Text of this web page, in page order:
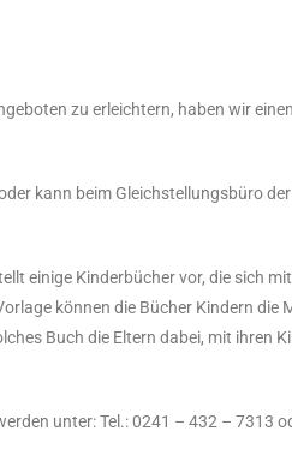
zu erleichtern, haben wir
kann beim Gleichstellungsbüro
einige Kinderbücher vor, die sich
können die Bücher Kindern die
Buch die Eltern dabei, mit ihren
unter: Tel.: 0241 – 432 – 7313